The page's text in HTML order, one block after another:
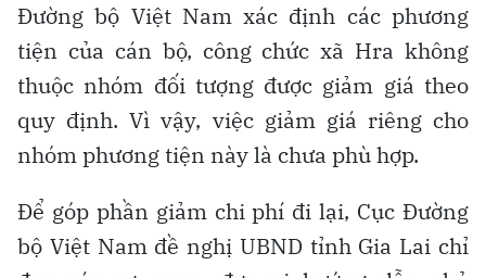
Đường bộ Việt Nam xác định các phương
tiện của cán bộ, công chức xã Hra không
thuộc nhóm đối tượng được giảm giá theo
quy định. Vì vậy, việc giảm giá riêng cho
nhóm phương tiện này là chưa phù hợp.
Để góp phần giảm chi phí đi lại, Cục Đường
bộ Việt Nam đề nghị UBND tỉnh Gia Lai chỉ